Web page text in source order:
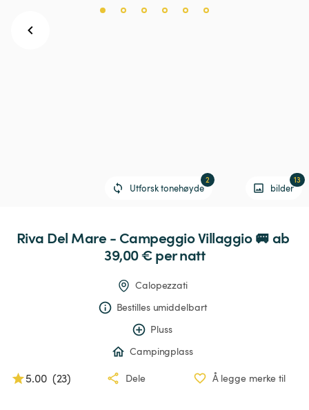
bilder
13
Utforsk tonehøyde
2
Riva Del Mare - CampeggioVillaggio🚐 ab
39,00 € per natt
Calopezzati
Bestilles umiddelbart
Pluss
Campingplass
5.00 (23) Dele Å legge merke til